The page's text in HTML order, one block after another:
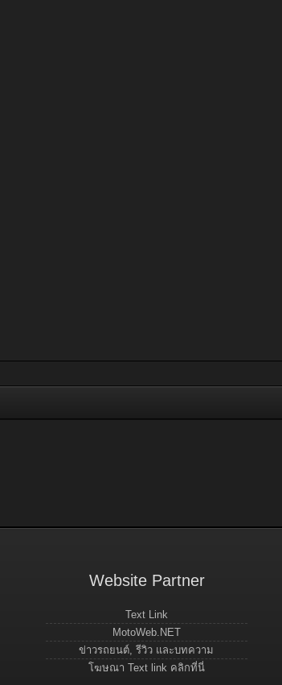
Website Partner
Text Link
MotoWeb.NET
ข่าวรถยนต์, รีวิว และบทความ
โฆษณา Text link คลิกที่นี่